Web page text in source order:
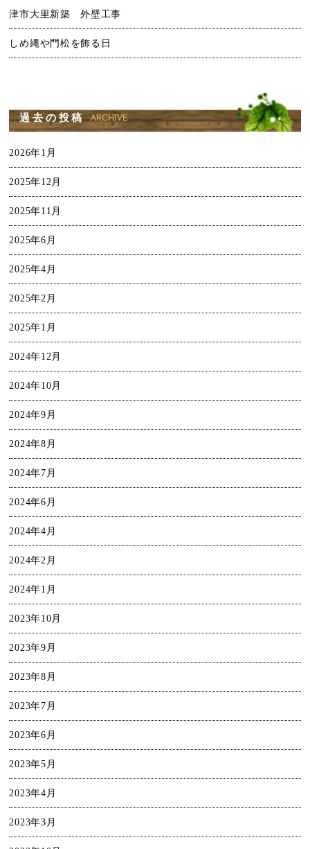
津市大里新築 外壁工事
しめ縄や門松を飾る日
過去の投稿
2026年1月
2025年12月
2025年11月
2025年6月
2025年4月
2025年2月
2025年1月
2024年12月
2024年10月
2024年9月
2024年8月
2024年7月
2024年6月
2024年4月
2024年2月
2024年1月
2023年10月
2023年9月
2023年8月
2023年7月
2023年6月
2023年5月
2023年4月
2023年3月